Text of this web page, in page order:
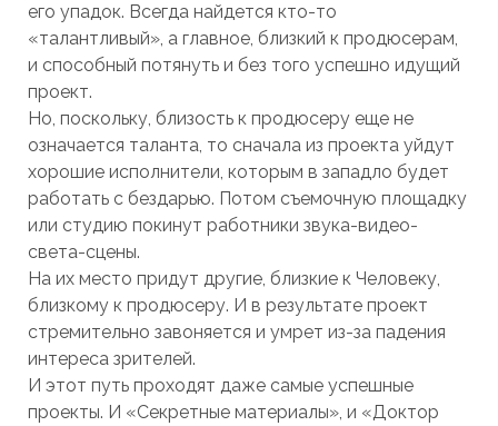
его упадок. Всегда найдется кто-то
«талантливый», а главное, близкий к продюсерам,
и способный потянуть и без того успешно идущий
проект.
Но, поскольку, близость к продюсеру еще не
означается таланта, то сначала из проекта уйдут
хорошие исполнители, которым в западло будет
работать с бездарью. Потом съемочную площадку
или студию покинут работники звука-видео-
света-сцены.
На их место придут другие, близкие к Человеку,
близкому к продюсеру. И в результате проект
стремительно завоняется и умрет из-за падения
интереса зрителей.
И этот путь проходят даже самые успешные
проекты. И «Секретные материалы», и «Доктор